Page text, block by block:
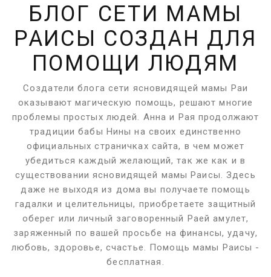
БЛОГ СЕТИ МАМЫ
РАИСЫ СОЗДАН ДЛЯ
ПОМОЩИ ЛЮДЯМ
Создатели блога сети ясновидящей мамы Раи
оказывают магическую помощь, решают многие
проблемы простых людей. Анна и Рая продолжают
традиции бабы Нины на своих единственно
официальных страничках сайта, в чем может
убедиться каждый желающий, так же как и в
существовании ясновидящей мамы Раисы. Здесь
даже не выходя из дома вы получаете помощь
гадалки и целительницы, приобретаете защитный
оберег или личный заговоренный Раей амулет,
заряженный по вашей просьбе на финансы, удачу,
любовь, здоровье, счастье. Помощь мамы Раисы -
бесплатная.